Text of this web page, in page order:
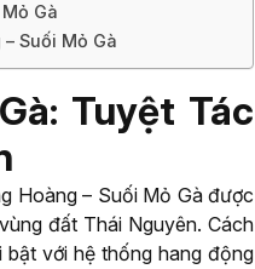
Gà
Suối Mỏ Gà
Tuyệt Tác
Hoàng – Suối Mỏ Gà được
đất Thái Nguyên. Cách
với hệ thống hang động